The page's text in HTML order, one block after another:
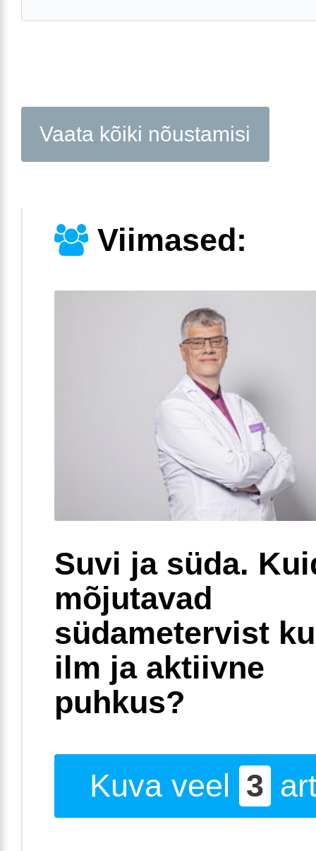
Vaata kõiki nõustamisi
Viimased:
Suvi ja süda.
mõjutavad
südametervist
ilm ja aktiivne
puhkus?
Kuva veel 3